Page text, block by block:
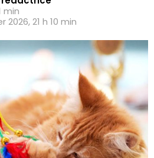
min
2026, 21 h 10 min